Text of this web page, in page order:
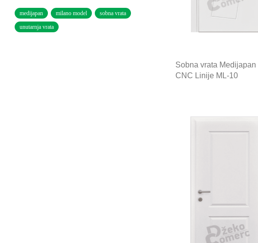
medijapan milano model
sobna vrata
unutarnja vrata
Sobna vrata Medijapan
CNC Linije ML-10